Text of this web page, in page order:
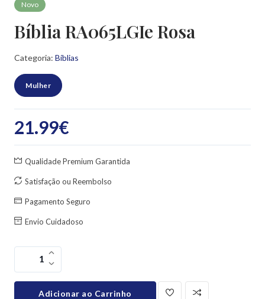
Novo
Bíblia RA065LGIe Rosa
Categoria: Bíblias
Mulher
21.99€
Qualidade Premium Garantida
Satisfação ou Reembolso
Pagamento Seguro
Envio Cuidadoso
Adicionar ao Carrinho